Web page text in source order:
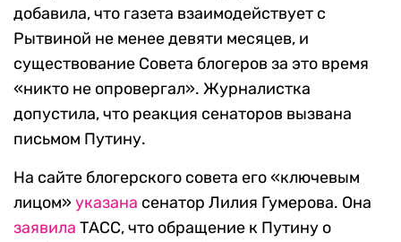
добавила, что газета взаимодействует с
Рытвиной не менее девяти месяцев, и
существование Совета блогеров за это время
«никто не опровергал». Журналистка
допустила, что реакция сенаторов вызвана
письмом Путину.
На сайте блогерского совета его «ключевым
лицом»указана сенатор Лилия Гумерова. Она
заявила ТАСС, что обращение к Путину о